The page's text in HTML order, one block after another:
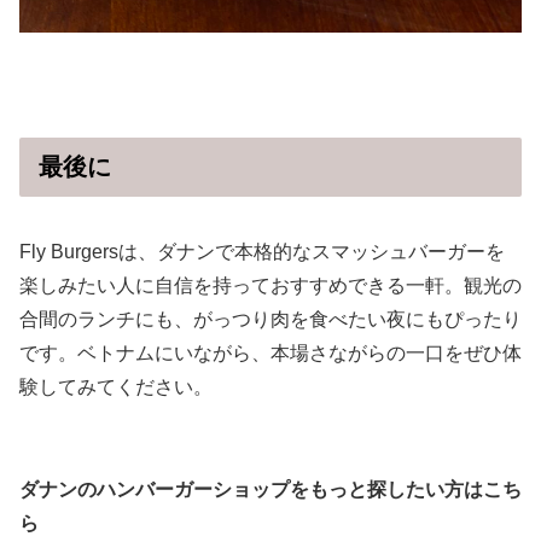
最後に
Fly Burgersは、ダナンで本格的なスマッシュバーガーを
楽しみたい人に自信を持っておすすめできる一軒。観光の
合間のランチにも、がっつり肉を食べたい夜にもぴったり
です。ベトナムにいながら、本場さながらの一口をぜひ体
験してみてください。
ダナンのハンバーガーショップをもっと探したい方はこち
ら